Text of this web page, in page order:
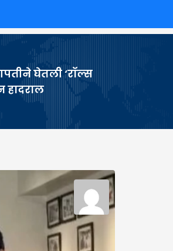
घेतली ‘रॉल्स
हादराल